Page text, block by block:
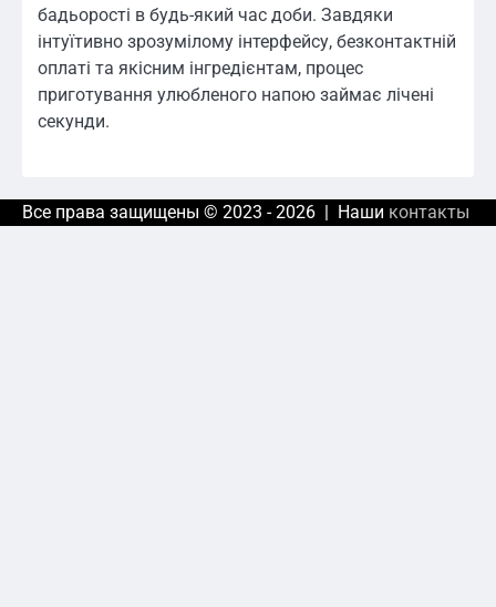
бадьорості в будь-який час доби. Завдяки
інтуїтивно зрозумілому інтерфейсу, безконтактній
оплаті та якісним інгредієнтам, процес
приготування улюбленого напою займає лічені
секунди.
Все права защищены © 2023 - 2026 | Наши контакты